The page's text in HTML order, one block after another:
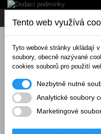
Tento web využívá
Tyto webové stránky ukládají
soubory, obecně nazývané
cookies souborů pro použití
Nezbytně nutné
Analytické soubory
Marketingové